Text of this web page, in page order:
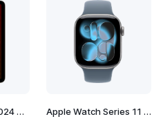
Apple iPad mini 2024 WiFi Apple Watch Series 11 42mm